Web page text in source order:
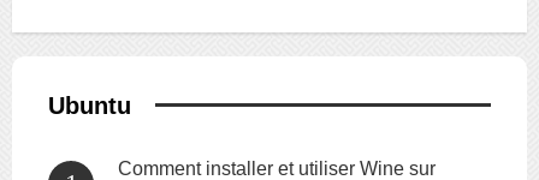
Ubuntu
Comment installer et utiliser Wine sur